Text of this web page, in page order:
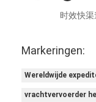
时效快
Markeringen:
Wereldwijde
vrachtvervoerder